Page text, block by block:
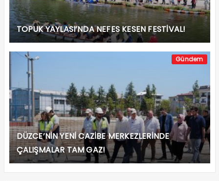
TOPUK YAYLASI’NDA NEFES KESEN FESTİVAL!
Gündem
DÜZCE’NİN YENİ CAZİBE MERKEZLERİNDE
ÇALIŞMALAR TAM GAZ!